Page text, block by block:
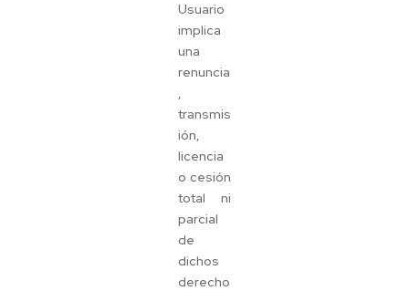
Usuario
implica
una
renuncia
,
transmis
ión,
licencia
o cesión
total ni
parcial
de
dichos
derecho